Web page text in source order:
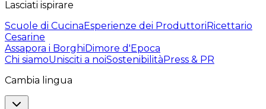
Lasciati ispirare
Scuole di CucinaEsperienze dei ProduttoriRicettario
Cesarine
Assapora i BorghiDimore d'Epoca
Chi siamoUnisciti a noiSostenibilitàPress & PR
Cambia lingua